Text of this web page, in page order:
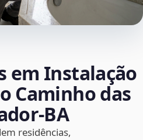
em Instalação
Caminho das
residências,